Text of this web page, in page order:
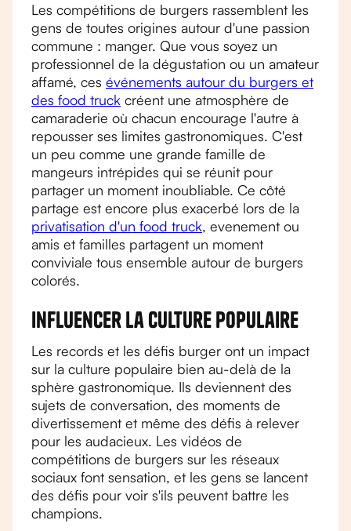
Les compétitions de burgers rassemblent les
gens de toutes origines autour d'une passion
commune : manger. Que vous soyez un
professionnel de la dégustation ou un amateur
affamé, ces événements autour du burgers et
des food truck créent une atmosphère de
camaraderie où chacun encourage l'autre à
repousser ses limites gastronomiques. C'est
un peu comme une grande famille de
mangeurs intrépides qui se réunit pour
partager un moment inoubliable. Ce côté
partage est encore plus exacerbé lors de la
privatisation d'un food truck, evenement ou
amis et familles partagent un moment
conviviale tous ensemble autour de burgers
colorés.
Influencer la culture populaire
Les records et les défis burger ont un impact
sur la culture populaire bien au-delà de la
sphère gastronomique. Ils deviennent des
sujets de conversation, des moments de
divertissement et même des défis à relever
pour les audacieux. Les vidéos de
compétitions de burgers sur les réseaux
sociaux font sensation, et les gens se lancent
des défis pour voir s'ils peuvent battre les
champions.